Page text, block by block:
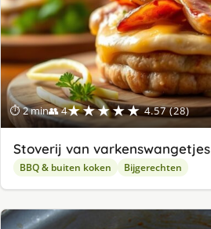
⏱ 2 min👥 4★★★★★ 4.57 (28)
Stoverij van varkenswangetjes
BBQ & buiten koken Bijgerechten